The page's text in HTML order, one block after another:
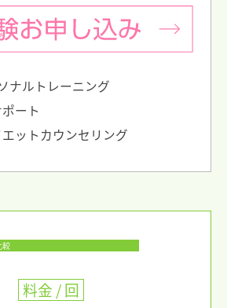
ナルトレーニング
ート
ットカウンセリング
比較
料金 / 回